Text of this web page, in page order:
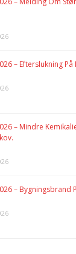
– Efterslukning
– Mindre
– Bygningsbrand